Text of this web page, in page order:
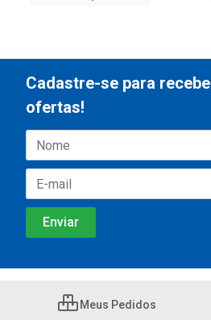
Cadastre-se para
ofertas!
Meus Pedidos